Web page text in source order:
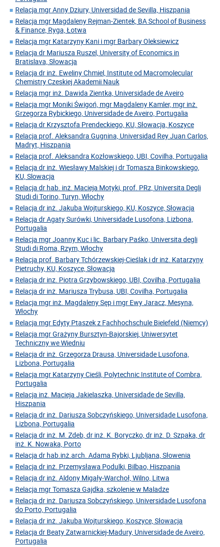
Relacja mgr Anny Dziury, Universidad de Sevilla, Hiszpania
Relacja mgr Magdaleny Rejman-Zientek, BA School of Business
& Finance, Ryga, Łotwa
Relacja mgr Katarzyny Kani i mgr Barbary Oleksiewicz
Relacja dr Mariusza Ruszel, University of Economics in
Bratislava, Słowacja
Relacja dr inż. Eweliny Chmiel, Institute od Macromolecular
Chemistry Czeskiej Akademii Nauk
Relacja mgr inż. Dawida Zientka, Universidade de Aveiro
Relacja mgr Moniki Świgoń, mgr Magdaleny Kamler, mgr inż.
Grzegorza Rybickiego, Universidade de Aveiro, Portugalia
Relacja dr Krzysztofa Prendeckiego, KU, Słowacja, Koszyce
Relacja prof. Aleksandra Gugnina, Universidad Rey Juan Carlos,
Madryt, Hiszpania
Relacja prof. Aleksandra Kozłowskiego, UBI, Covilha, Portugalia
Relacja dr inż. Wiesławy Malskiej i dr Tomasza Binkowskiego,
KU, Slowacja
Relacja dr hab. inż. Macieja Motyki, prof. PRz, Universita Degli
Studi di Torino, Turyn, Włochy
Relacja dr inż. Jakuba Wojturskiego, KU, Koszyce, Słowacja
Relacja dr Agaty Surówki, Universidade Lusofona, Lizbona,
Portugalia
Relacja mgr Joanny Kuc i lic. Barbary Paśko, Universita degli
Studi di Roma, Rzym, Włochy
Relacja prof. Barbary Tchórzewskiej-Cieślak i dr inż. Katarzyny
Pietruchy, KU, Koszyce, Słowacja
Relacja dr inz. Piotra Grzybowskiego, UBI, Covilha, Portugalia
Relacja dr inż. Mariusza Trybusa, UBI, Covilha, Portugalia
Relacja mgr inż. Magdaleny Sęp i mgr Ewy Jaracz, Mesyna,
Włochy
Relacja mgr Edyty Ptaszek z Fachhochschule Bielefeld (Niemcy)
Relacja mgr Grażyny Bursztyn-Bajorskiej, Uniwersytet
Techniczny we Wiedniu
Relacja dr inż. Grzegorza Drausa, Universidade Lusofona,
Lizbona, Portugalia
Relacja mgr Katarzyny Cieśli, Polytechnic Institute of Combra,
Portugalia
Relacja inż. Macieja Jakielaszka, Universidade de Sevilla,
Hiszpania
Relacja dr inż. Dariusza Sobczyńskiego, Universidade Lusofona,
Lizbona, Portugalia
Relacja dr inż. M. Zdeb, dr inż. K. Boryczko, dr inż. D. Szpaka, dr
inż. K. Nowaka, Porto
Relacja dr hab.inż.arch. Adama Rybki, Ljubljana, Słowenia
Relacja dr inż. Przemysława Podulki, Bilbao, Hiszpania
Relacja dr inż. Aldony Migały-Warchoł, Wilno, Litwa
Relacja mgr Tomasza Gajdka, szkolenie w Maladze
Relacja dr inż. Dariusza Sobczyńskiego, Universidade Lusofona
do Porto, Portugalia
Relacja dr inż. Jakuba Wojturskiego, Koszyce, Słowacja
Relacja dr Beaty Zatwarnickiej-Madury, Universidade de Aveiro,
Portugalia